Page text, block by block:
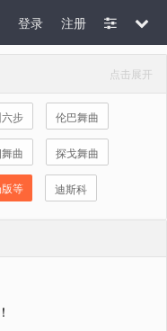
注册
登录
点击展开
步 伦巴舞曲
曲 探戈舞曲
等 迪斯科